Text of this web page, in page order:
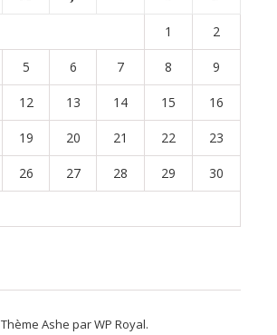
1 2
5 6 7 8 9
12 13 14 15 16
19 20 21 22 23
26 27 28 29 30
Thème Ashe parWP Royal.